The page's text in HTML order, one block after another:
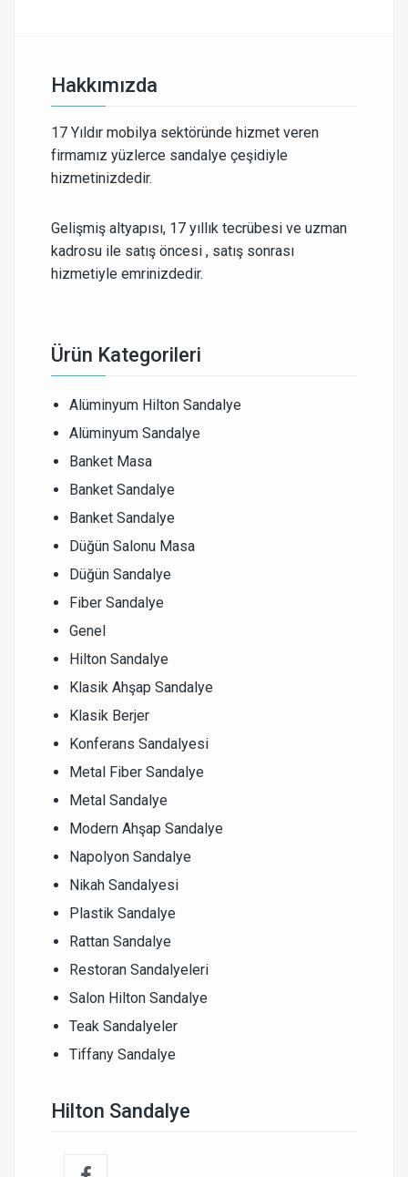
Hakkımızda
17 Yıldır mobilya sektöründe hizmet veren
firmamız yüzlerce sandalye çeşidiyle
hizmetinizdedir.
Gelişmiş altyapısı, 17 yıllık tecrübesi ve uzman
kadrosu ile satış öncesi , satış sonrası
hizmetiyle emrinizdedir.
Ürün Kategorileri
Alüminyum Hilton Sandalye
Alüminyum Sandalye
Banket Masa
Banket Sandalye
Banket Sandalye
Düğün Salonu Masa
Düğün Sandalye
Fiber Sandalye
Genel
Hilton Sandalye
Klasik Ahşap Sandalye
Klasik Berjer
Konferans Sandalyesi
Metal Fiber Sandalye
Metal Sandalye
Modern Ahşap Sandalye
Napolyon Sandalye
Nikah Sandalyesi
Plastik Sandalye
Rattan Sandalye
Restoran Sandalyeleri
Salon Hilton Sandalye
Teak Sandalyeler
Tiffany Sandalye
Hilton Sandalye